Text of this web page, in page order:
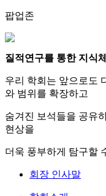
팝업존
질적연구를 통한 지식
우리 학회는 앞으로도
와 범위를 확장하고
숨겨진 보석들을 공유
현상을
더욱 풍부하게 탐구할
회장 인사말